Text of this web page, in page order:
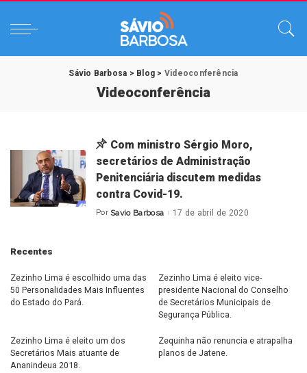
Sávio Barbosa > Blog > Videoconferência
Videoconferência
Com ministro Sérgio Moro,
secretários de Administração
Penitenciária discutem medidas
contra Covid-19.
Posted
Por Savio Barbosa 17 de abril de 2020
Recentes
Zezinho Lima é escolhido uma das
50 Personalidades Mais Influentes
do Estado do Pará.
Zezinho Lima é eleito vice-
presidente Nacional do Conselho
de Secretários Municipais de
Segurança Pública.
Zezinho Lima é eleito um dos
Secretários Mais atuante de
Ananindeua 2018.
Zequinha não renuncia e atrapalha
planos de Jatene.